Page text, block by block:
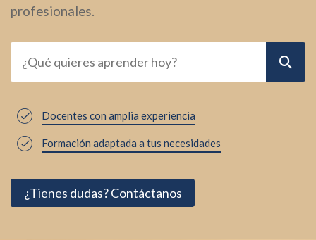
profesionales.
Docentes con amplia experiencia
Formación adaptada a tus necesidades
¿Tienes dudas? Contáctanos